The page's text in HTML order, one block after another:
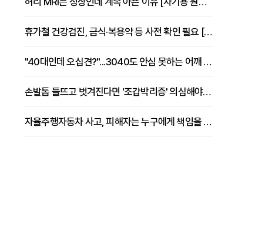
휴가철 건강검진, 금식·복용약 등 사전 확인 필요 [정도감 원장 칼럼]
"40대인데 오십견?"...3040도 안심 못하는 어깨 유착성 관절낭염
손발톱 들뜨고 벗겨진다면 '조갑박리증' 의심해야 [김철윤 원장 칼럼]
자율주행자동차 사고, 피해자는 누구에게 책임을 물을 수 있을까